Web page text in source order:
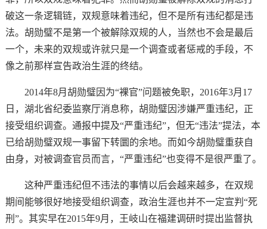
破这一条逻辑链，双规意味着违纪，但不是所有违纪都是违
法。胡勋璧不是第一个被解除双规的人，当然也不会是最后
一个，未来的双规或许就只是一个调查或者惩戒的手段，不
像之前那样宣告政治生涯的终结。
2014年8月胡勋璧因为“裸官”问题被免职，2016年3月17
日，湖北省纪委监察厅消息称，胡勋璧因涉嫌严重违纪，正
接受组织调查。通报中提及“严重违纪”，但无“违法”提法，本
已给胡勋璧双规一事留下转圜的余地。而如今胡勋璧重获自
由身，对被调查官员而言，“严重违纪”也变得不是很严重了。
这种严重违纪但不违法的事情以后会越来越多，在双规
期间能够很好地接受组织调查，政治生涯也并不一定宣判“死
刑”。其实早在2015年9月，王岐山在福建调研时提出监督执